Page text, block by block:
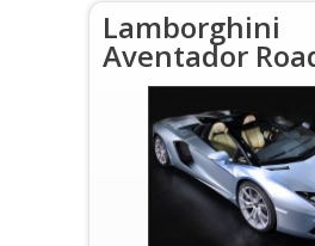
Lamborghini
Aventador